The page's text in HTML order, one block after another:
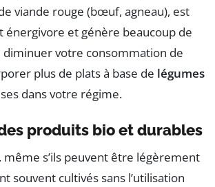
viande rouge (bœuf, agneau), est
et génère beaucoup de
diminuer votre consommation de
plus de plats à base de légumes
dans votre régime.
produits bio et durables
même s’ils peuvent être légèrement
souvent cultivés sans l’utilisation